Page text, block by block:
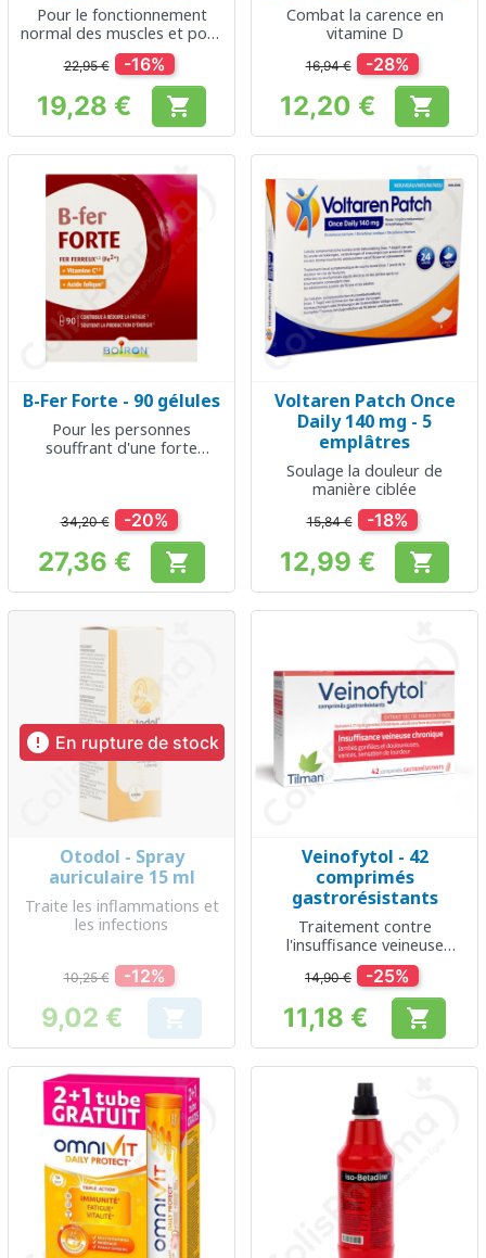
Pour le fonctionnement
normal des muscles et pour
l'atténuation de la fatigue
22,95 € -16%
Prix
19,28 € 
Combat la carence en
vitamine D
16,94 € -28%
Prix
12,20 € 
B-Fer Forte - 90 gélules
Pour les personnes
souffrant d'une forte
34,20 € -20%
Prix
27,36 € 
Voltaren Patch Once
Daily 140 mg - 5
emplâtres
Soulage la douleur de
manière ciblée
15,84 € -18%
Prix
12,99 € 
 En rupture de stock
Otodol - Spray
auriculaire 15 ml
Traite les inflammations et
les infections
10,25 € -12%
Prix
9,02 € 
Veinofytol - 42
comprimés
gastrorésistants
Traitement contre
l'insuffisance veineuse
chronique
14,90 € -25%
Prix
11,18 € 